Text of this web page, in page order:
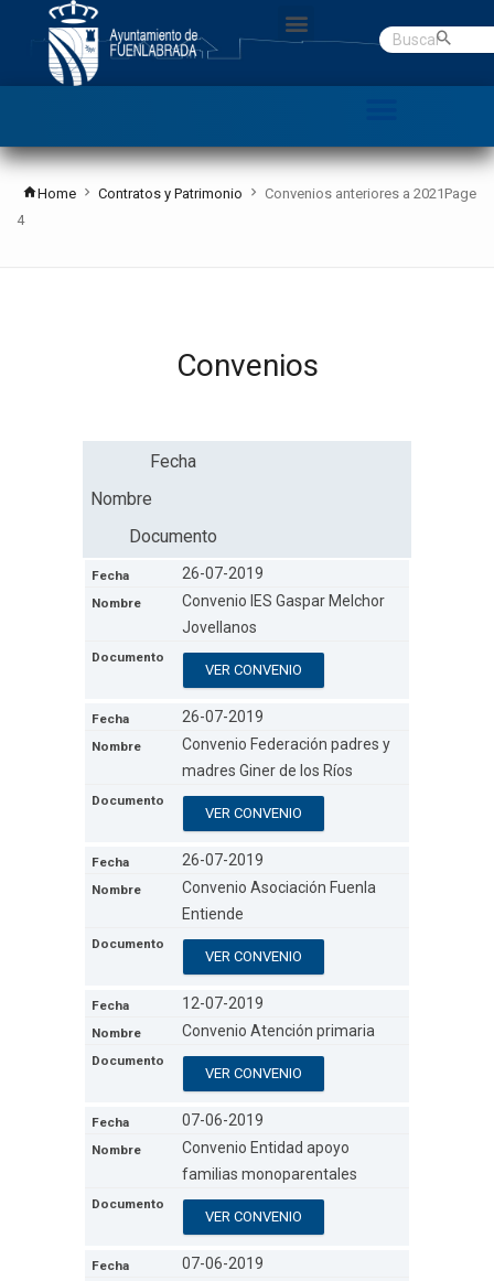
Home Contratos y Patrimonio Convenios anteriores a 2021Page
4
Convenios
Fecha
Nombre
Documento
26-07-2019
Convenio IES Gaspar Melchor
Jovellanos
VER CONVENIO
26-07-2019
Convenio Federación padres y
madres Giner de los Ríos
VER CONVENIO
26-07-2019
Convenio Asociación Fuenla
Entiende
VER CONVENIO
12-07-2019
Convenio Atención primaria
VER CONVENIO
07-06-2019
Convenio Entidad apoyo
familias monoparentales
VER CONVENIO
07-06-2019